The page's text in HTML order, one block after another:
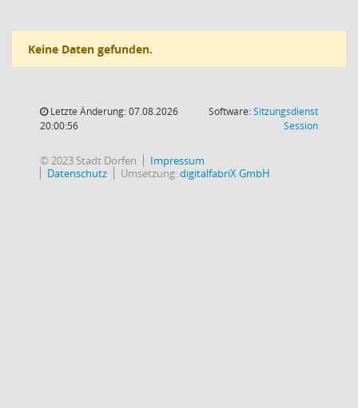
Keine Daten gefunden.
Letzte Änderung: 07.08.2026
20:00:56
Software:Sitzungsdienst
Session(Wird in
© 2023 Stadt Dorfen
Impressum
Datenschutz
Umsetzung:digitalfabriX GmbH